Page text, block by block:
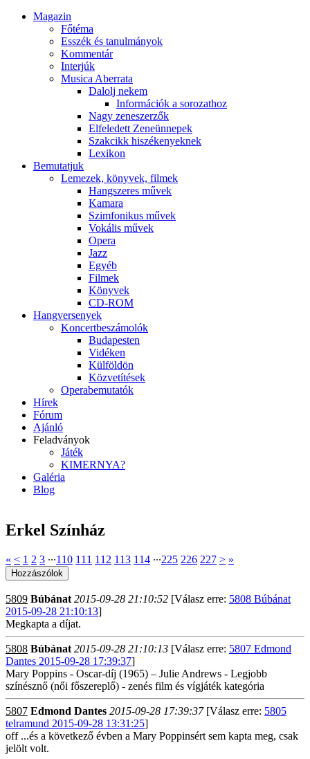
Magazin
Főtéma
Esszék és tanulmányok
Kommentár
Interjúk
Musica Aberrata
Dalolj nekem
Információk a sorozathoz
Nagy zeneszerzők
Elfeledett Zeneünnepek
Szakcikk hiszékenyeknek
Lexikon
Bemutatjuk
Lemezek, könyvek, filmek
Hangszeres művek
Kamara
Szimfonikus művek
Vokális művek
Opera
Jazz
Egyéb
Filmek
Könyvek
CD-ROM
Hangversenyek
Koncertbeszámolók
Budapesten
Vidéken
Külföldön
Közvetítések
Operabemutatók
Hírek
Fórum
Ajánló
Feladványok
Játék
KIMERNYA?
Galéria
Blog
Erkel Színház
« < 1 2 3 ∙∙∙110 111 112 113 114 ∙∙∙225 226 227 > »
5809 Búbánat 2015-09-28 21:10:52 [Válasz erre: 5808 Búbánat
2015-09-28 21:10:13]
Megkapta a díjat.
5808 Búbánat 2015-09-28 21:10:13 [Válasz erre: 5807 Edmond
Dantes 2015-09-28 17:39:37]
Mary Poppins - Oscar-díj (1965) – Julie Andrews - Legjobb
színésznő (női főszereplő) - zenés film és vígjáték kategória
5807 Edmond Dantes 2015-09-28 17:39:37[Válasz erre: 5805
telramund 2015-09-28 13:31:25]
off ...és a következő évben a Mary Poppinsért sem kapta meg, csak
jelölt volt.